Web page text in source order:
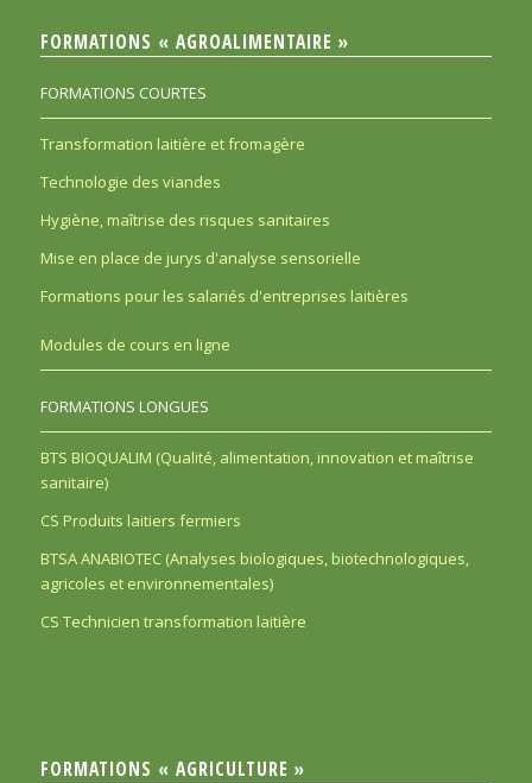
FORMATIONS « AGROALIMENTAIRE »
FORMATIONS COURTES
Transformation laitière et fromagère
Technologie des viandes
Hygiène, maîtrise des risques sanitaires
Mise en place de jurys d'analyse sensorielle
Formations pour les salariés d'entreprises laitières
Modules de cours en ligne
FORMATIONS LONGUES
BTS BIOQUALIM (Qualité, alimentation, innovation et maîtrise
sanitaire)
CS Produits laitiers fermiers
BTSA ANABIOTEC (Analyses biologiques, biotechnologiques,
agricoles et environnementales)
CS Technicien transformation laitière
FORMATIONS « AGRICULTURE »